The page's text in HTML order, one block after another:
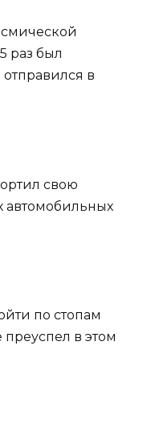
раз был
в
свою
автомобильных
по стопам
в этом